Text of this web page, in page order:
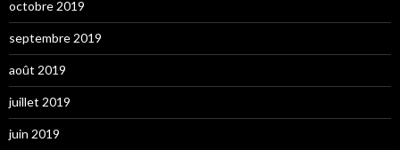
octobre 2019
septembre 2019
août 2019
juillet 2019
juin 2019